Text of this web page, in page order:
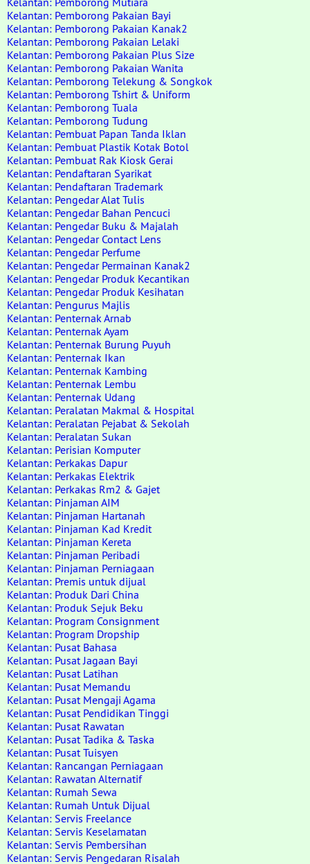
Kelantan: Pemborong Pakaian Bayi
Kelantan: Pemborong Pakaian Kanak2
Kelantan: Pemborong Pakaian Lelaki
Kelantan: Pemborong Pakaian Plus Size
Kelantan: Pemborong Pakaian Wanita
Kelantan: Pemborong Telekung & Songkok
Kelantan: Pemborong Tshirt & Uniform
Kelantan: Pemborong Tuala
Kelantan: Pemborong Tudung
Kelantan: Pembuat Papan Tanda Iklan
Kelantan: Pembuat Plastik Kotak Botol
Kelantan: Pembuat Rak Kiosk Gerai
Kelantan: Pendaftaran Syarikat
Kelantan: Pendaftaran Trademark
Kelantan: Pengedar Alat Tulis
Kelantan: Pengedar Bahan Pencuci
Kelantan: Pengedar Buku & Majalah
Kelantan: Pengedar Contact Lens
Kelantan: Pengedar Perfume
Kelantan: Pengedar Permainan Kanak2
Kelantan: Pengedar Produk Kecantikan
Kelantan: Pengedar Produk Kesihatan
Kelantan: Pengurus Majlis
Kelantan: Penternak Arnab
Kelantan: Penternak Ayam
Kelantan: Penternak Burung Puyuh
Kelantan: Penternak Ikan
Kelantan: Penternak Kambing
Kelantan: Penternak Lembu
Kelantan: Penternak Udang
Kelantan: Peralatan Makmal & Hospital
Kelantan: Peralatan Pejabat & Sekolah
Kelantan: Peralatan Sukan
Kelantan: Perisian Komputer
Kelantan: Perkakas Dapur
Kelantan: Perkakas Elektrik
Kelantan: Perkakas Rm2 & Gajet
Kelantan: Pinjaman AIM
Kelantan: Pinjaman Hartanah
Kelantan: Pinjaman Kad Kredit
Kelantan: Pinjaman Kereta
Kelantan: Pinjaman Peribadi
Kelantan: Pinjaman Perniagaan
Kelantan: Premis untuk dijual
Kelantan: Produk Dari China
Kelantan: Produk Sejuk Beku
Kelantan: Program Consignment
Kelantan: Program Dropship
Kelantan: Pusat Bahasa
Kelantan: Pusat Jagaan Bayi
Kelantan: Pusat Latihan
Kelantan: Pusat Memandu
Kelantan: Pusat Mengaji Agama
Kelantan: Pusat Pendidikan Tinggi
Kelantan: Pusat Rawatan
Kelantan: Pusat Tadika & Taska
Kelantan: Pusat Tuisyen
Kelantan: Rancangan Perniagaan
Kelantan: Rawatan Alternatif
Kelantan: Rumah Sewa
Kelantan: Rumah Untuk Dijual
Kelantan: Servis Freelance
Kelantan: Servis Keselamatan
Kelantan: Servis Pembersihan
Kelantan: Servis Pengedaran Risalah